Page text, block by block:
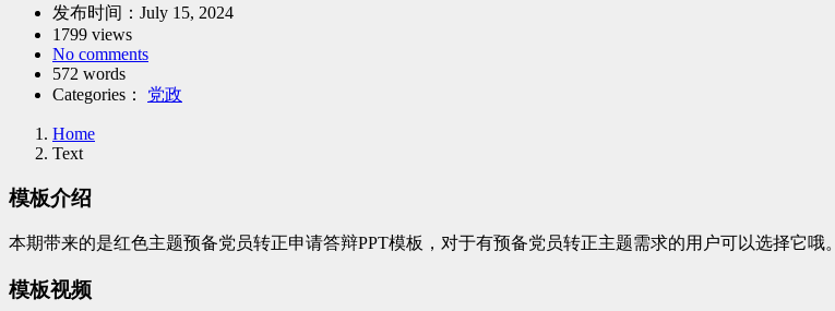
发布时间： July 15, 2024
1799 views
No comments
572 words
Categories：
党政
Home
Text
模板介绍
本期带来的是红色主题预备党员转正申请答辩PPT模板，对于有预备党员转正主题需求的用户可以选择它哦。
模板视频